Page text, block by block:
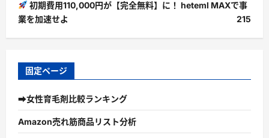
初期費用110,000円が【完全無料】に！ heteml MAXで事
業を加速せよ
215
固定ページ
➡女性育毛剤比較ランキング
Amazon売れ筋商品リスト分析